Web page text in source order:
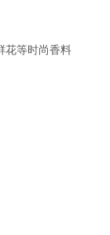
花等时尚香料